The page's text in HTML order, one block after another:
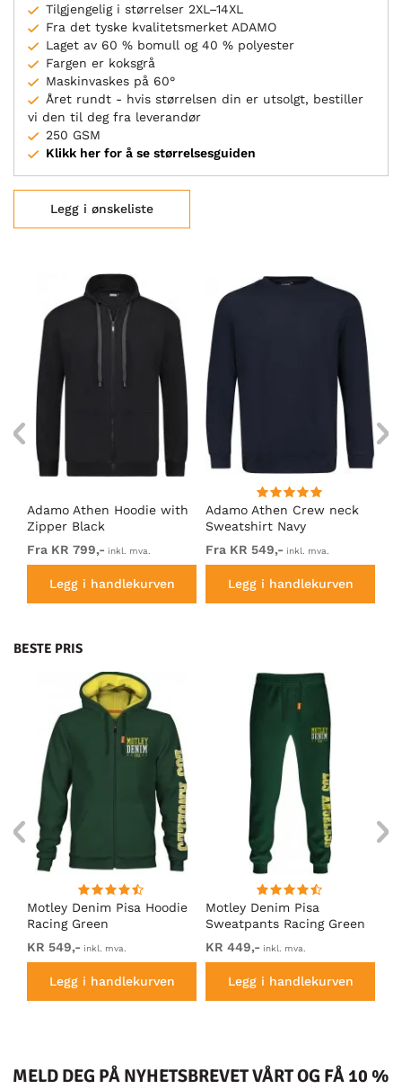
Tilgjengelig i størrelser 2XL–14XL
Fra det tyske kvalitetsmerket ADAMO
Laget av 60 % bomull og 40 % polyester
Fargen er koksgrå
Maskinvaskes på 60°
Året rundt - hvis størrelsen din er utsolgt, bestiller
vi den til deg fra leverandør
250 GSM
Klikk her for å se størrelsesguiden
Legg i ønskeliste
Adamo Athen Hoodie with
Zipper Black
Fra KR 799,- inkl. mva.
Legg i handlekurven
Adamo Athen Crew neck
Sweatshirt Navy
Fra KR 549,- inkl. mva.
Legg i handlekurven
BESTE PRIS
Motley Denim Pisa Hoodie
Racing Green
KR 549,- inkl. mva.
Legg i handlekurven
Motley Denim Pisa
Sweatpants Racing Green
KR 449,- inkl. mva.
Legg i handlekurven
MELD DEG PÅ NYHETSBREVET VÅRT OG FÅ 10 %